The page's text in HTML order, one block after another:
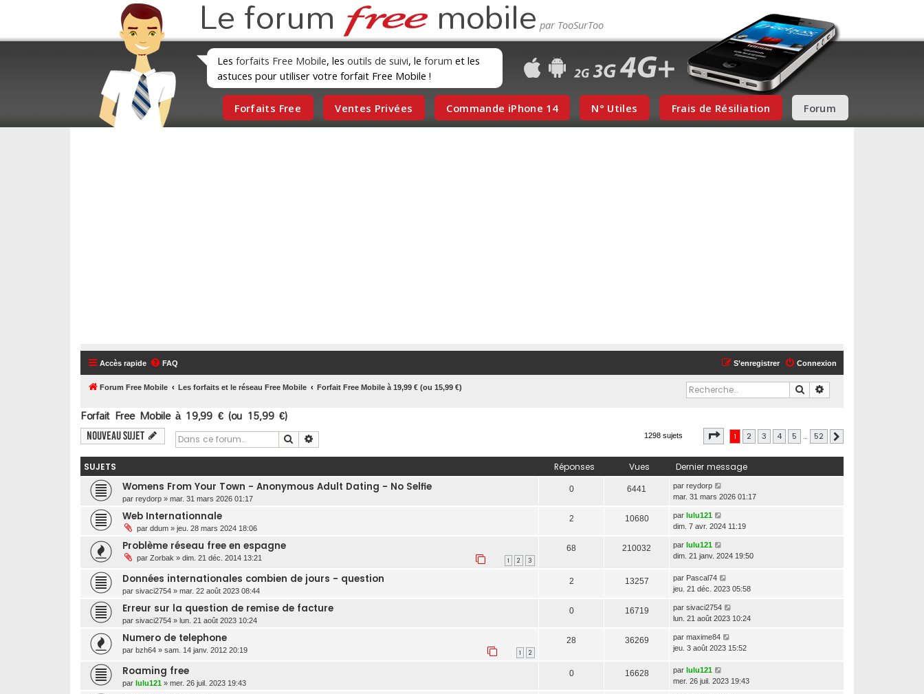
Le forum mobile
Les forfaits Free Mobile, les outils de suivi, le forum et les
astuces pour utiliser votre forfait Free Mobile !
Forfaits Free Ventes Privées Commande iPhone 14 N° Utiles Frais de Résiliation Forum
Accès rapide FAQ Connexion
S’enregistrer
Forum Free Mobile Les forfaits et le réseau Free Mobile Forfait Free Mobile à 19,99 € (ou 15,99 €) Rechercher
Forfait Free Mobile à 19,99 € (ou 15,99 €)
Nouveau sujet Rechercher 1298 sujets Page sur 52
1 2 3 4 5 … 52
SUJETS Réponses Vues Dernier message
Womens From Your Town - Anonymous Adult Dating - No Selfie
par reydorp » mar. 31 mars 2026 01:17
0 6441 par reydorp
mar. 31 mars 2026 01:17
Web Internationnale
par ddum » jeu. 28 mars 2024 18:06
2 10680 par lulu121
dim. 7 avr. 2024 11:19
Problème réseau free en espagne
par Zorbak » dim. 21 déc. 2014 13:21 1 2 3
68 210032 par lulu121
dim. 21 janv. 2024 19:50
Données internationales combien de jours - question
par sivaci2754 » mar. 22 août 2023 08:44
2 13257 par Pascal74
jeu. 21 déc. 2023 05:58
Erreur sur la question de remise de facture
par sivaci2754 » lun. 21 août 2023 10:24
0 16719 par sivaci2754
lun. 21 août 2023 10:24
Numero de telephone
par bzh64 » sam. 14 janv. 2012 20:19 1 2
28 36269 par maxime84
jeu. 3 août 2023 15:52
Roaming free
par lulu121 » mer. 26 juil. 2023 19:43
0 16628 par lulu121
mer. 26 juil. 2023 19:43